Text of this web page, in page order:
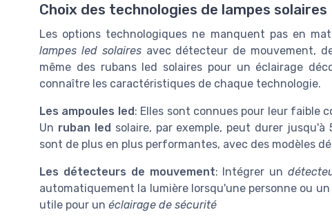
Choix des technologies de lampes solaires
Les options technologiques ne manquent pas en
lampes led solairesavec détecteur de mouvement,
même des rubans led solaires pour un éclairage
connaître les caractéristiques de chaque technologie.
Les ampoules led: Elles sont connues pour leur faible
Un ruban led solaire, par exemple, peut durer
sont de plus en plus performantes, avec des modèles
Les détecteurs de mouvement: Intégrer un
automatiquement la lumière lorsqu'une personne ou
utile pour un éclairage de sécurité